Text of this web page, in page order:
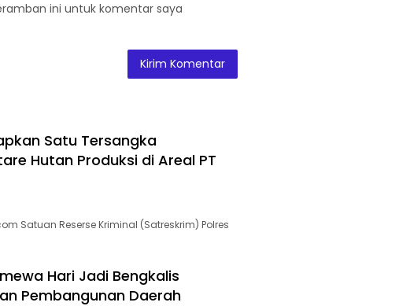
ini untuk komentar saya
Satu Tersangka
Hutan Produksi di Areal PT
Satuan Reserse Kriminal (Satreskrim) Polres
Hari Jadi Bengkalis
Pembangunan Daerah